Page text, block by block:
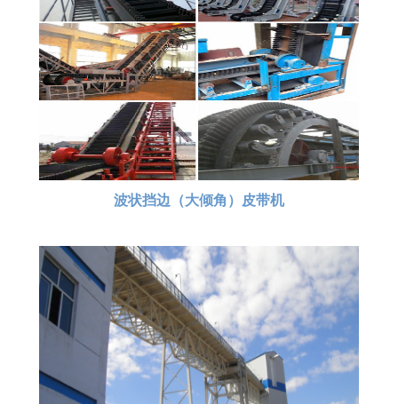
波状挡边（大倾角）皮带机